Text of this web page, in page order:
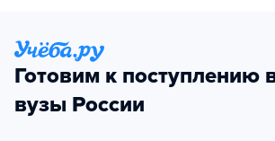
Готовим к поступлению
вузы России